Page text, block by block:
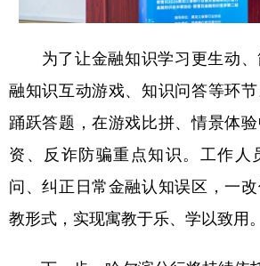
为了让金融知识学习更生动、
融知识互动游戏、知识问答等环节
踊跃答题，在游戏比拼、情景体
资、反诈防骗重点知识。工作人
问、纠正日常金融认知误区，一
教形式，实现寓教于乐、学以致用。